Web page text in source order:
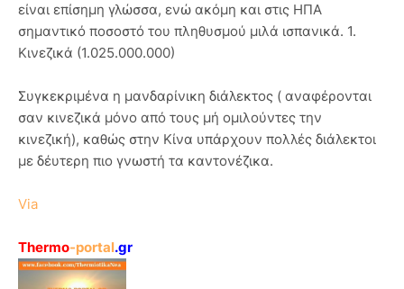
είναι επίσημη γλώσσα, ενώ ακόμη και στις ΗΠΑ
σημαντικό ποσοστό του πληθυσμού μιλά ισπανικά. 1.
Κινεζικά (1.025.000.000)
Συγκεκριμένα η μανδαρίνικη διάλεκτος ( αναφέρονται
σαν κινεζικά μόνο από τους μή ομιλούντες την
κινεζική), καθώς στην Κίνα υπάρχουν πολλές διάλεκτοι
με δέυτερη πιο γνωστή τα καντονέζικα.
Via
Thermo-portal.gr